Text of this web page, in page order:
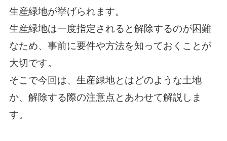
生産緑地が挙げられます。
生産緑地は一度指定されると解除するのが困難
なため、事前に要件や方法を知っておくことが
大切です。
そこで今回は、生産緑地とはどのような土地
か、解除する際の注意点とあわせて解説しま
す。